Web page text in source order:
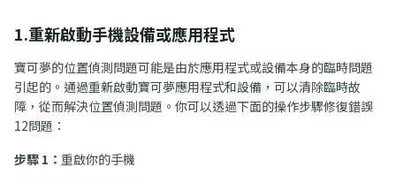
1.重新啟動手機設備或應用程式
寶可夢的位置偵測問題可能是由於應用程式或設備本身的臨時問題
引起的。通過重新啟動寶可夢應用程式和設備，可以清除臨時故
障，從而解決位置偵測問題。你可以透過下面的操作步驟修復錯誤
12問題：
步驟 1： 重啟你的手機